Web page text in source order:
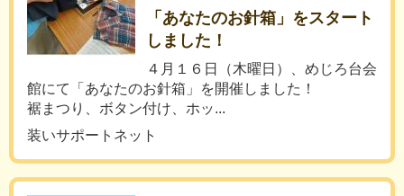
「あなたのお針箱」をスタート
しました！
４月１６日（木曜日）、めじろ台会
館にて「あなたのお針箱」を開催しました！
裾まつり、ボタン付け、ホッ...
装いサポートネット